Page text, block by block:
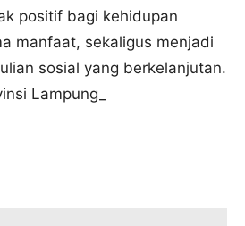
positif bagi kehidupan
manfaat, sekaligus menjadi
sosial yang berkelanjutan.
Lampung_